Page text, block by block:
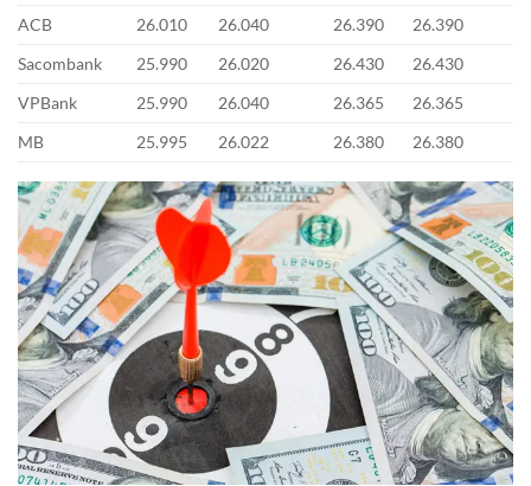
ACB
26.010 26.040 26.390
26.390
Sacombank
25.990 26.020 26.430
26.430
VPBank
25.990 26.040 26.365
26.365
MB
25.995 26.022 26.380 26.380